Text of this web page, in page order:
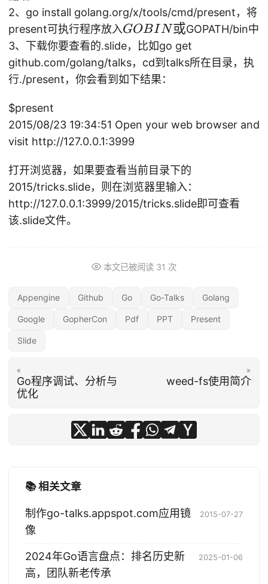
2、go install golang.org/x/tools/cmd/present，将
present可执行程序放入G
O
B
I
GOBIN或GOPATH/bin中
3、下载你要查看的.slide，比如go get
github.com/golang/talks，cd到talks所在目录，执
行./present，你会看到如下结果：
$present
2015/08/23 19:34:51 Open your web browser and
visit http://127.0.0.1:3999
打开浏览器，如果要查看当前目录下的
2015/tricks.slide，则在浏览器里输入：
http://127.0.0.1:3999/2015/tricks.slide即可查看
该.slide文件。
本文已被阅读 31 次
Appengine Github Go Go-Talks Golang
Google GopherCon Pdf PPT Present
Slide
«
Go程序调试、分析与
优化
»
weed-fs使用简介
📚 相关文章
制作go-talks.appspot.com应用镜
像
2015-07-27
2024年Go语言盘点：排名历史新
高，团队新老传承
2025-01-06